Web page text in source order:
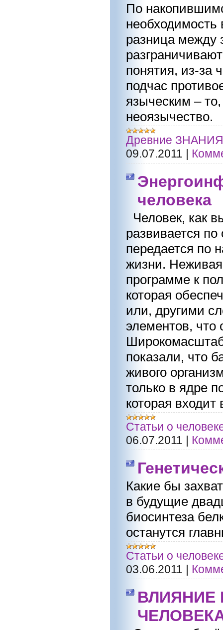
По
необходимость
разница
понятия, из-за
подчас
языческим –
неоязычество.
Древние ЗНАНИЯ
09.07.2011 |
человека
Человек, как
развивается
передается по
жизни.
программе к
которая
или, другими
элементов, что
показали, что
живого
только в ядре
которая
Статьи о
06.07.2011 |
Какие бы
в будущие
биосинтеза
останутся
Статьи о
03.06.2011 |
ВЛИЯНИЕ